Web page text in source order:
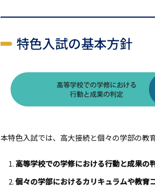
特色入試の基本方針
本特色入試では、高大接続と個々の学部の教
高等学校での学修における行動と成果の
個々の学部におけるカリキュラムや教育